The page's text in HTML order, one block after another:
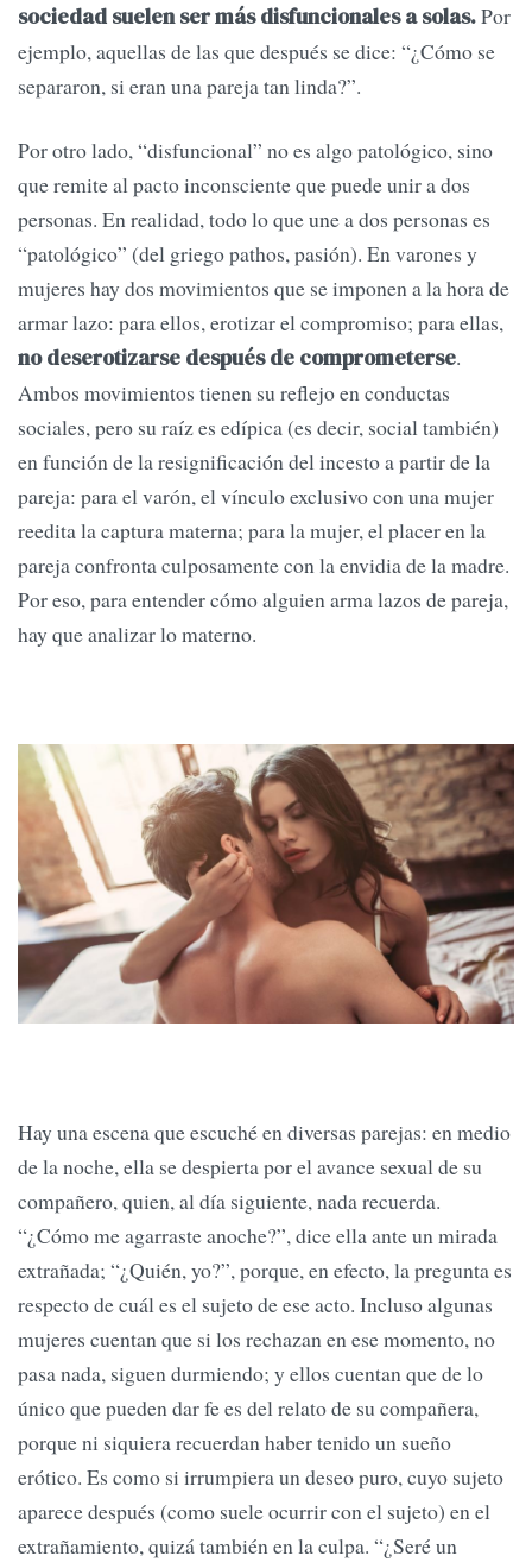
sociedad suelen ser más disfuncionales a solas.Por
ejemplo, aquellas de las que después se dice: “¿Cómo se
separaron, si eran una pareja tan linda?”.
Por otro lado, “disfuncional” no es algo patológico, sino
que remite al pacto inconsciente que puede unir a dos
personas. En realidad, todo lo que une a dos personas es
“patológico” (del griego pathos, pasión). En varones y
mujeres hay dos movimientos que se imponen a la hora de
armar lazo: para ellos, erotizar el compromiso; para ellas,
no deserotizarse después de comprometerse.
Ambos movimientos tienen su reflejo en conductas
sociales, pero su raíz es edípica (es decir, social también)
en función de la resignificación del incesto a partir de la
pareja: para el varón, el vínculo exclusivo con una mujer
reedita la captura materna; para la mujer, el placer en la
pareja confronta culposamente con la envidia de la madre.
Por eso, para entender cómo alguien arma lazos de pareja,
hay que analizar lo materno.
Hay una escena que escuché en diversas parejas: en medio
de la noche, ella se despierta por el avance sexual de su
compañero, quien, al día siguiente, nada recuerda.
“¿Cómo me agarraste anoche?”, dice ella ante un mirada
extrañada; “¿Quién, yo?”, porque, en efecto, la pregunta es
respecto de cuál es el sujeto de ese acto. Incluso algunas
mujeres cuentan que si los rechazan en ese momento, no
pasa nada, siguen durmiendo; y ellos cuentan que de lo
único que pueden dar fe es del relato de su compañera,
porque ni siquiera recuerdan haber tenido un sueño
erótico. Es como si irrumpiera un deseo puro, cuyo sujeto
aparece después (como suele ocurrir con el sujeto) en el
extrañamiento, quizá también en la culpa. “¿Seré un